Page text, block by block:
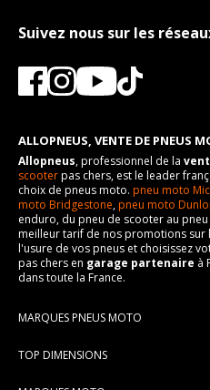
Suivez nous sur les
ALLOPNEUS, VENTE DE PNEUS
Allopneus, professionnel de la
scooterpas chers, est le leader
choix de pneus moto. pneu moto
moto Bridgestone,pneu moto
enduro, du pneu de scooter au
meilleur tarif de nos promotions sur
l'usure de vos pneus et choisissez
pas chers en garage partenaire à
dans toute la France.
MARQUES PNEUS MOTO
TOP DIMENSIONS